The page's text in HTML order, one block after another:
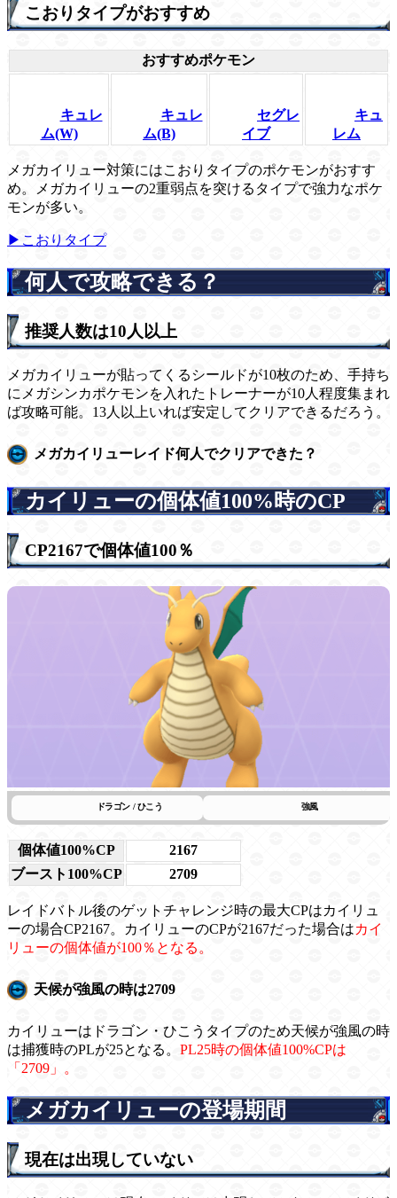
こおりタイプがおすすめ
おすすめポケモン
キュレ
ム(W)
キュレ
ム(B)
セグレ
イブ
キュ
レム
メガカイリュー対策にはこおりタイプのポケモンがおすす
め。メガカイリューの2重弱点を突けるタイプで強力なポケ
モンが多い。
▶こおりタイプ
何人で攻略できる？
推奨人数は10人以上
メガカイリューが貼ってくるシールドが10枚のため、手持ち
にメガシンカポケモンを入れたトレーナーが10人程度集まれ
ば攻略可能。13人以上いれば安定してクリアできるだろう。
メガカイリューレイド何人でクリアできた？
カイリューの個体値100%時のCP
CP2167で個体値100％
ドラゴン / ひこう 強風
個体値100%CP
2167
ブースト100%CP
2709
レイドバトル後のゲットチャレンジ時の最大CPはカイリュ
ーの場合CP2167。カイリューのCPが2167だった場合はカイ
リューの個体値が100％となる。
天候が強風の時は2709
カイリューはドラゴン・ひこうタイプのため天候が強風の時
は捕獲時のPLが25となる。 PL25時の個体値100%CPは
「2709」。
メガカイリューの登場期間
現在は出現していない